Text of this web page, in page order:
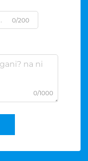
0/200
0/1000